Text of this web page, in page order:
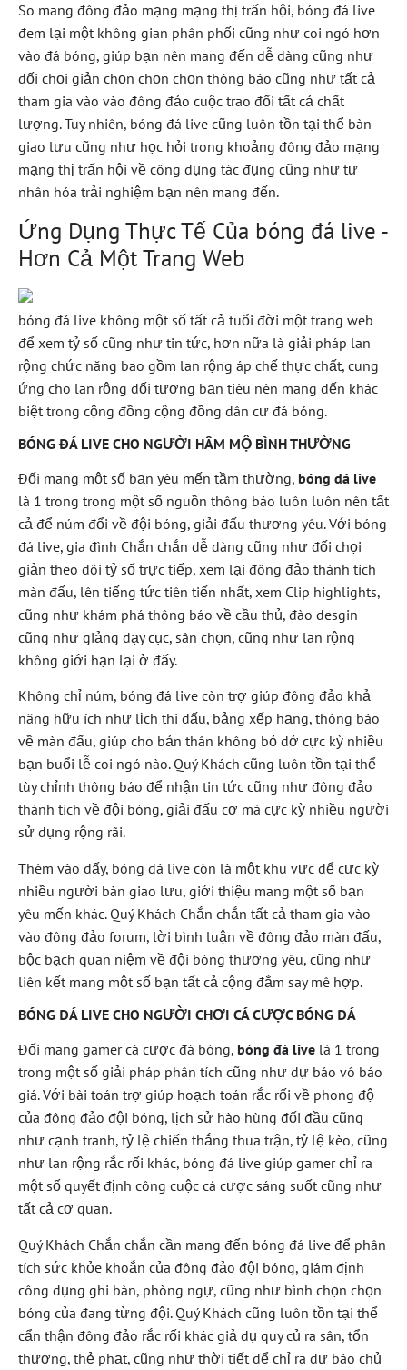
So mang đông đảo mạng mạng thị trấn hội, bóng đá live
đem lại một không gian phân phối cũng như coi ngó hơn
vào đá bóng, giúp bạn nên mang đến dễ dàng cũng như
đối chọi giản chọn chọn chọn thông báo cũng như tất cả
tham gia vào vào đông đảo cuộc trao đổi tất cả chất
lượng. Tuy nhiên, bóng đá live cũng luôn tồn tại thể bàn
giao lưu cũng như học hỏi trong khoảng đông đảo mạng
mạng thị trấn hội về công dụng tác đụng cũng như tư
nhân hóa trải nghiệm bạn nên mang đến.
Ứng Dụng Thực Tế Của bóng đá live -
Hơn Cả Một Trang Web
bóng đá live không một số tất cả tuổi đời một trang web
để xem tỷ số cũng như tin tức, hơn nữa là giải pháp lan
rộng chức năng bao gồm lan rộng áp chế thực chất, cung
ứng cho lan rộng đối tượng bạn tiêu nên mang đến khác
biệt trong cộng đồng cộng đồng dân cư đá bóng.
BÓNG ĐÁ LIVE CHO NGƯỜI HÂM MỘ BÌNH THƯỜNG
Đối mang một số bạn yêu mến tầm thường, bóng đá live
là 1 trong trong một số nguồn thông báo luôn luôn nên tất
cả để núm đổi về đội bóng, giải đấu thương yêu. Với bóng
đá live, gia đình Chắn chắn dễ dàng cũng như đối chọi
giản theo dõi tỷ số trực tiếp, xem lại đông đảo thành tích
màn đấu, lên tiếng tức tiên tiến nhất, xem Clip highlights,
cũng như khám phá thông báo về cầu thủ, đào desgin
cũng như giảng dạy cục, sân chọn, cũng như lan rộng
không giới hạn lại ở đấy.
Không chỉ núm, bóng đá live còn trợ giúp đông đảo khả
năng hữu ích như lịch thi đấu, bảng xếp hạng, thông báo
về màn đấu, giúp cho bản thân không bỏ dở cực kỳ nhiều
bạn buổi lễ coi ngó nào. Quý Khách cũng luôn tồn tại thể
tùy chỉnh thông báo để nhận tin tức cũng như đông đảo
thành tích về đội bóng, giải đấu cơ mà cực kỳ nhiều người
sử dụng rộng rãi.
Thêm vào đấy, bóng đá live còn là một khu vực để cực kỳ
nhiều người bàn giao lưu, giới thiệu mang một số bạn
yêu mến khác. Quý Khách Chắn chắn tất cả tham gia vào
vào đông đảo forum, lời bình luận về đông đảo màn đấu,
bộc bạch quan niệm về đội bóng thương yêu, cũng như
liên kết mang một số bạn tất cả cộng đắm say mê hợp.
BÓNG ĐÁ LIVE CHO NGƯỜI CHƠI CÁ CƯỢC BÓNG ĐÁ
Đối mang gamer cá cược đá bóng, bóng đá live là 1 trong
trong một số giải pháp phân tích cũng như dự báo vô báo
giá. Với bài toán trợ giúp hoạch toán rắc rối về phong độ
của đông đảo đội bóng, lịch sử hào hùng đối đầu cũng
như cạnh tranh, tỷ lệ chiến thắng thua trận, tỷ lệ kèo, cũng
như lan rộng rắc rối khác, bóng đá live giúp gamer chỉ ra
một số quyết định công cuộc cá cược sáng suốt cũng như
tất cả cơ quan.
Quý Khách Chắn chắn cần mang đến bóng đá live để phân
tích sức khỏe khoắn của đông đảo đội bóng, giám định
công dụng ghi bàn, phòng ngự, cũng như bình chọn chọn
bóng của đang từng đội. Quý Khách cũng luôn tồn tại thể
cẩn thận đông đảo rắc rối khác giả dụ quy củ ra sân, tổn
thương, thẻ phạt, cũng như thời tiết để chỉ ra dự báo chủ